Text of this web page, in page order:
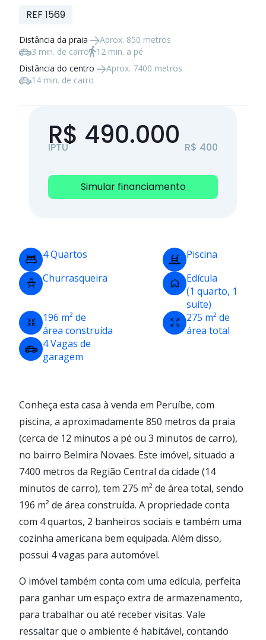
REF 1569
Distância da praia
Aprox. 850 metros
3 min. de carro
12 min. a pé
Distância do centro
Aprox. 7400 metros
14 min. de carro
R$ 490.000
IPTU R$ 400
Simular financiamento
4 Quartos
Piscina
Churrasqueira
Edícula
(1 quarto, 1
suíte)
196 m² de
área construída
275 m² de
área total
4 Vagas de
garagem
Conheça esta casa à venda em Peruíbe, com
piscina, a aproximadamente 850 metros da praia
(cerca de 12 minutos a pé ou 3 minutos de carro),
no bairro Belmira Novaes. Este imóvel, situado a
7400 metros da Região Central da cidade (14
minutos de carro), tem 275 m² de área total, sendo
196 m² de área construída. A propriedade conta
com 4 quartos, 2 banheiros sociais e também uma
cozinha americana bem equipada. Além disso,
possui 4 vagas para automóvel.
O imóvel também conta com uma edícula, perfeita
para ganhar um espaço extra de armazenamento,
para trabalhar ou até receber visitas. Vale
ressaltar que o ambiente é habitável, contando